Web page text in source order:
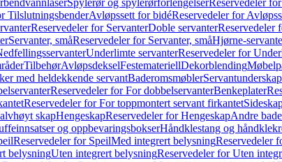
Spylerør og spylerørforlengelserReservedeler
TilslutningsbenderAvløpssett for bidéReservedeler for
Reservedeler for ServanterDoble servanterReservedeler
Servanter, småReservedeler for Servanter, småHjørne-
Underlimte servanterReservedeler for
TilbehørAvløpsdekselFestemateriellDekorblending
med heldekkende servantBaderomsmøblerServantunderskap
Reservedeler for For dobbelservanterBenkeplater
Reservedeler for For toppmontert servant firkantet
skapHengeskapReservedeler for HengeskapAndre
og oppbevaringsbokserHåndklestang og
Reservedeler for SpeilMed integrert belysningReservedeler
belysningUten integrert belysningReservedeler for Uten